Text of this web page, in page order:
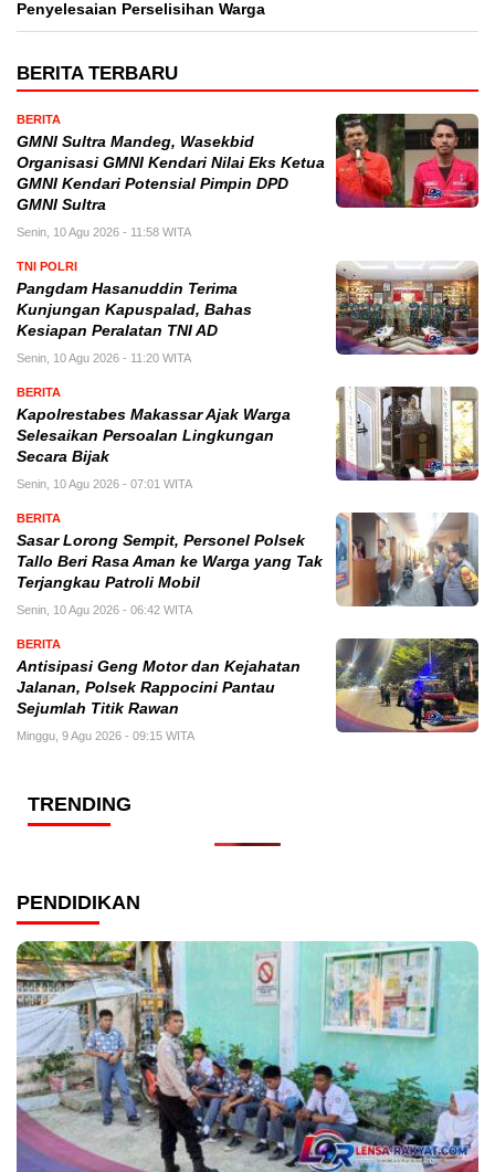
Penyelesaian Perselisihan Warga
BERITA TERBARU
BERITA
GMNI Sultra Mandeg, Wasekbid
Organisasi GMNI Kendari Nilai Eks Ketua
GMNI Kendari Potensial Pimpin DPD
GMNI Sultra
Senin, 10 Agu 2026 - 11:58 WITA
TNI POLRI
Pangdam Hasanuddin Terima
Kunjungan Kapuspalad, Bahas
Kesiapan Peralatan TNI AD
Senin, 10 Agu 2026 - 11:20 WITA
BERITA
Kapolrestabes Makassar Ajak Warga
Selesaikan Persoalan Lingkungan
Secara Bijak
Senin, 10 Agu 2026 - 07:01 WITA
BERITA
Sasar Lorong Sempit, Personel Polsek
Tallo Beri Rasa Aman ke Warga yang Tak
Terjangkau Patroli Mobil
Senin, 10 Agu 2026 - 06:42 WITA
BERITA
Antisipasi Geng Motor dan Kejahatan
Jalanan, Polsek Rappocini Pantau
Sejumlah Titik Rawan
Minggu, 9 Agu 2026 - 09:15 WITA
TRENDING
PENDIDIKAN